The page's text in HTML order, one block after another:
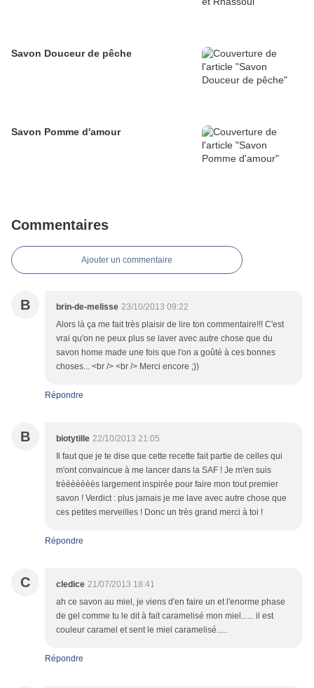
Savon Douceur de pêche
Savon Pomme d'amour
Commentaires
Ajouter un commentaire
B brin-de-melisse 23/10/2013 09:22
Alors là ça me fait très plaisir de lire ton commentaire!!! C'est
vrai qu'on ne peux plus se laver avec autre chose que du
savon home made une fois que l'on a goûté à ces bonnes
choses... <br /> <br /> Merci encore ;))
Répondre
B biotytille 22/10/2013 21:05
Il faut que je te dise que cette recette fait partie de celles qui
m'ont convaincue à me lancer dans la SAF ! Je m'en suis
trèèèèèèès largement inspirée pour faire mon tout premier
savon ! Verdict : plus jamais je me lave avec autre chose que
ces petites merveilles ! Donc un très grand merci à toi !
Répondre
C cledice 21/07/2013 18:41
ah ce savon au miel, je viens d'en faire un et l'enorme phase
de gel comme tu le dit à fait caramelisé mon miel...... il est
couleur caramel et sent le miel caramelisé.....
Répondre